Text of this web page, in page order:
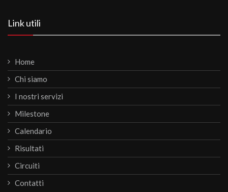
Link utili
Home
Chi siamo
I nostri servizi
Milestone
Calendario
Risultati
Circuiti
Contatti